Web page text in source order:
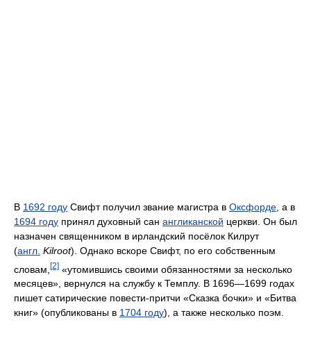
В 1692 году Свифт получил звание магистра в Оксфорде , а в
1694 году принял духовный сан англиканской церкви. Он был
назначен священником в ирландский посёлок Килрут
(англ. Kilroot). Однако вскоре Свифт, по его собственным
словам, [2] «утомившись своими обязанностями за несколько
месяцев», вернулся на службу к Темплу. В 1696—1699 годах
пишет сатирические повести-притчи «Сказка бочки» и «Битва
книг» (опубликованы в 1704 году), а также несколько поэм.